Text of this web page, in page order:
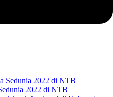
2022 di NTB